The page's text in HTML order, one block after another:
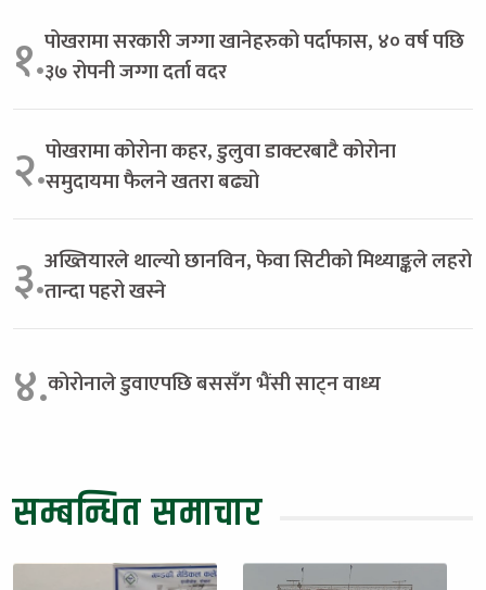
१.पोखरामा सरकारी जग्गा खानेहरुको पर्दाफास, ४० वर्ष पछि
३७ रोपनी जग्गा दर्ता वदर
२.पोखरामा कोरोना कहर, डुलुवा डाक्टरबाटै कोरोना
समुदायमा फैलने खतरा बढ्यो
३.अख्तियारले थाल्यो छानविन, फेवा सिटीको मिथ्याङ्कले लहरो
तान्दा पहरो खस्ने
४.कोरोनाले डुवाएपछि बससँग भैंसी साट्न वाध्य
सम्बन्धित समाचार